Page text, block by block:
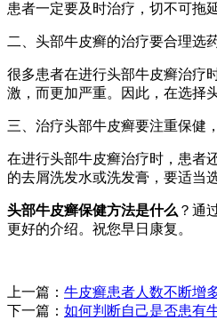
患者一定要及时治疗，切不可拖
二、头部牛皮癣的治疗要合理选
很多患者在进行头部牛皮癣治疗
激，而更加严重。因此，在选择
三、治疗头部牛皮癣要注重保健
在进行头部牛皮癣治疗时，患者
的去屑洗发水或洗发膏，要适当
头部牛皮癣保健方法是什么 ？通
更好的介绍。祝您早日康复。
上一篇： 牛皮癣患者人数不断增
下一篇： 如何判断自己是否患有